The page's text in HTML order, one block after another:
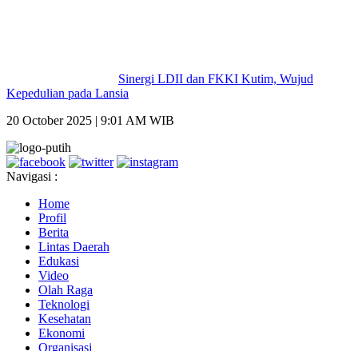
Sinergi LDII dan FKKI Kutim, Wujud
Kepedulian pada Lansia
20 October 2025 | 9:01 AM WIB
Navigasi :
Home
Profil
Berita
Lintas Daerah
Edukasi
Video
Olah Raga
Teknologi
Kesehatan
Ekonomi
Organisasi